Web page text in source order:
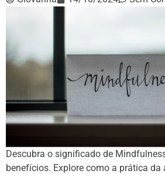
Descubra o significado de
benefícios. Explore como a prática da